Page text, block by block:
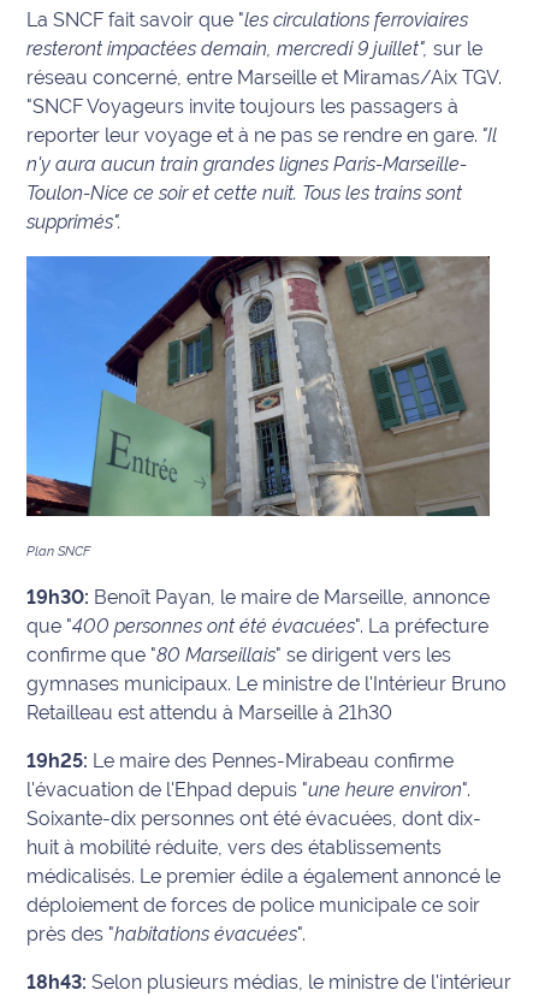
Coup de
coeur
Fil
rouge
Maritima
L'anecdote
de Jeff
Coachs
Maritima
plan
contacter
Ecouter
et voir
Qui
sommes
nous ?
Devenir
La SNCF fait savoir que "les circulations ferroviaires
resteront impactées demain, mercredi 9 juillet",sur le
réseau concerné, entre Marseille et Miramas/Aix TGV.
"SNCF Voyageurs invite toujours les passagers à
reporter leur voyage et à ne pas se rendre en gare. "Il
n'y aura aucun train grandes lignes Paris-Marseille-
Toulon-Nice ce soir et cette nuit. Tous les trains sont
supprimés".
Plan SNCF
19h30: Benoît Payan, le maire de Marseille, annonce
que "400 personnes ont été évacuées". La préfecture
confirme que "80 Marseillais" se dirigent vers les
gymnases municipaux. Le ministre de l'Intérieur Bruno
Retailleau est attendu à Marseille à 21h30
19h25: Le maire des Pennes-Mirabeau confirme
l'évacuation de l'Ehpad depuis "une heure environ".
Soixante-dix personnes ont été évacuées, dont dix-
huit à mobilité réduite, vers des établissements
médicalisés. Le premier édile a également annoncé le
déploiement de forces de police municipale ce soir
près des "habitations évacuées".
18h43:Selon plusieurs médias, le ministre de l'intérieur